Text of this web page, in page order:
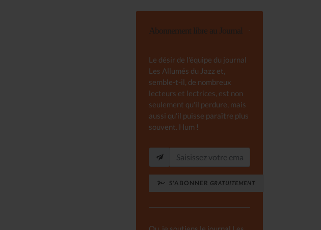
Abonnement libre au Journal
Le désir de l'équipe du journal
Les Allumés du Jazz et,
semble-t-il, de nombreux
lecteurs et lectrices, est non
seulement qu'il perdure, mais
aussi qu'il puisse paraître plus
souvent. Hum !
S'ABONNER GRATUITEMENT